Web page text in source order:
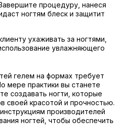
процедуру, нанеся
ногтям блеск и защитит
ухаживать за ногтями,
увлажняющего
гелем на формах требует
мере практики вы станете
создавать ногти, которые
своей красотой и прочностью.
производителей
ногтей, чтобы обеспечить